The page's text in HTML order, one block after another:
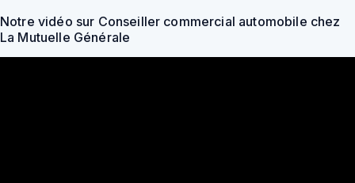
Notre vidéo sur Conseiller commercial automobile chez
La Mutuelle Générale